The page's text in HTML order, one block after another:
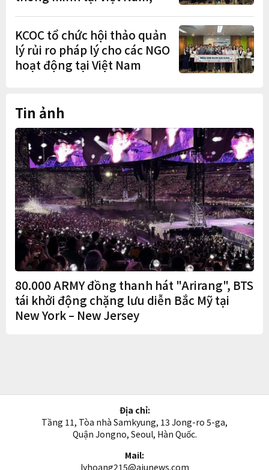
KCOC tổ chức hội thảo quản
lý rủi ro pháp lý cho các NGO
hoạt động tại Việt Nam
Tin ảnh
80.000 ARMY đồng thanh hát "Arirang", BTS
tái khởi động chặng lưu diễn Bắc Mỹ tại
New York – New Jersey
Địa chỉ:
Tầng 11, Tòa nhà Samkyung, 13 Jong-ro 5-ga,
Quận Jongno, Seoul, Hàn Quốc.
Mail:
lyhoang215@ajunews.com